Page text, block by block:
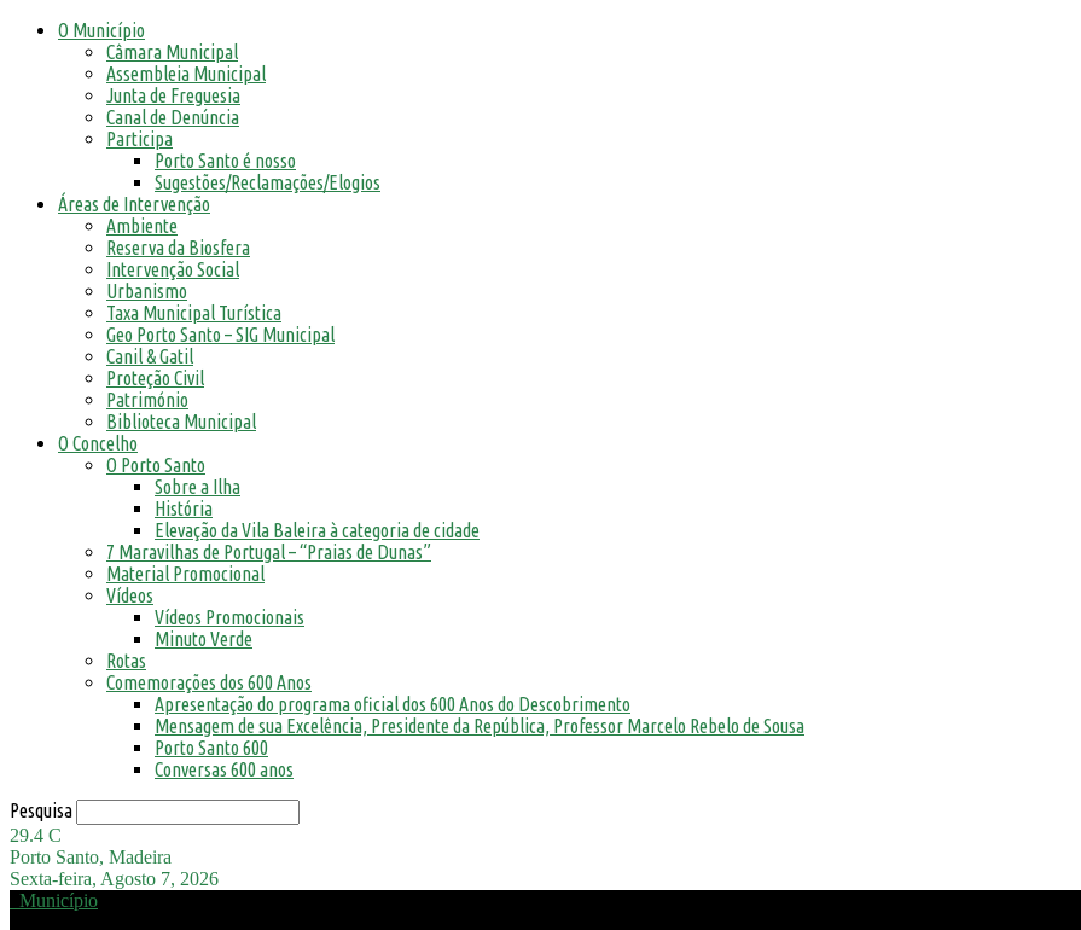
O Município
Câmara Municipal
Assembleia Municipal
Junta de Freguesia
Canal de Denúncia
Participa
Porto Santo é nosso
Sugestões/Reclamações/Elogios
Áreas de Intervenção
Ambiente
Reserva da Biosfera
Intervenção Social
Urbanismo
Taxa Municipal Turística
Geo Porto Santo – SIG Municipal
Canil & Gatil
Proteção Civil
Património
Biblioteca Municipal
O Concelho
O Porto Santo
Sobre a Ilha
História
Elevação da Vila Baleira à categoria de cidade
7 Maravilhas de Portugal – “Praias de Dunas”
Material Promocional
Vídeos
Vídeos Promocionais
Minuto Verde
Rotas
Comemorações dos 600 Anos
Apresentação do programa oficial dos 600 Anos do Descobrimento
Mensagem de sua Excelência, Presidente da República, Professor Marcelo Rebelo de Sousa
Porto Santo 600
Conversas 600 anos
Pesquisa
29.4 C
Porto Santo, Madeira
Sexta-feira, Agosto 7, 2026
Município